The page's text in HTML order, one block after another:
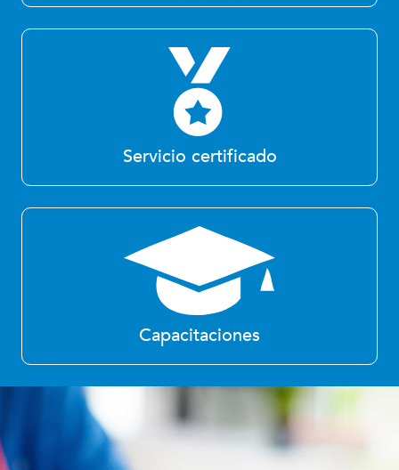
Servicio certificado
Capacitaciones